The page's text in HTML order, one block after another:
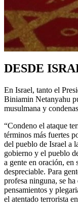
DESDE
En Israel, tanto el
Biniamin Netanyahu
musulmana y
“Condeno el ataque
términos más fuertes
del pueblo de Israel a
gobierno y el pueblo
a gente en oración, en
despreciable. Para
profesa ninguna, se
pensamientos y
el atentado terrorista